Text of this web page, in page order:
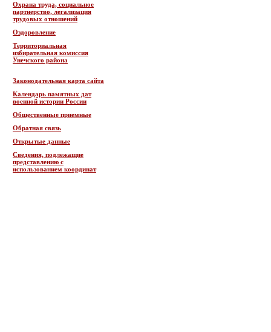
Охрана труда, социальное
партнерство, легализация
трудовых отношений
Оздоровление
Территориальная
избирательная комиссия
Унечского района
Законодательная карта сайта
Календарь памятных дат
военной истории России
Общественные приемные
Обратная связь
Открытые данные
Сведения, подлежащие
представлению с
использованием координат